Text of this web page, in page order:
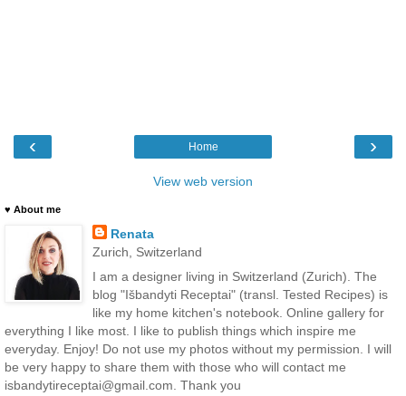
‹ ›
Home
View web version
♥ About me
Renata
Zurich, Switzerland
I am a designer living in Switzerland (Zurich). The
blog "Išbandyti Receptai" (transl. Tested Recipes) is
like my home kitchen's notebook. Online gallery for
everything I like most. I like to publish things which inspire me
everyday. Enjoy! Do not use my photos without my permission. I will
be very happy to share them with those who will contact me
isbandytireceptai@gmail.com. Thank you